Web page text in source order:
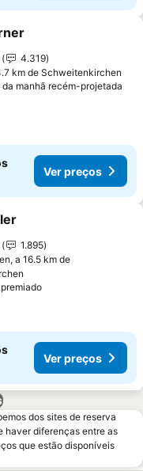
aos favoritos
4.319
km de Schweitenkirchen
manhã recém-projetada
Ver preços
aos favoritos
1.895
a 16.5 km de
Ver preços
dos sites de reserva
haver diferenças entre as
que estão disponíveis